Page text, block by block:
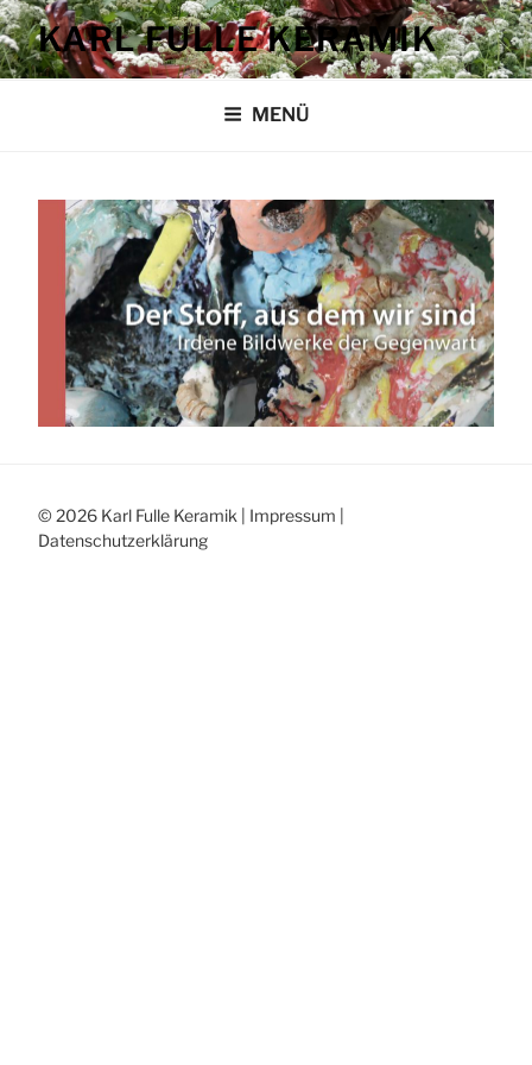
Zum
Inhalt
springen
KARL FULLE KERAMIK
MENÜ
© 2026 Karl Fulle Keramik | Impressum
Datenschutzerklärung